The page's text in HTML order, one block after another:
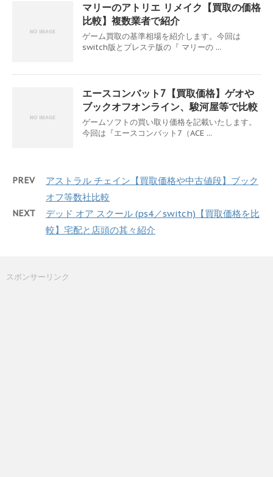
マリーのアトリエ リメイク【買取の価格
比較】複数業者で紹介
ゲーム買取の基準相場を紹介します。今回は
switch版とプレステ版の『 マリーの ...
エースコンバット7【買取価格】ゲオや
ブックオフオンライン、駿河屋等で比較
ゲームソフトの買い取り価格を記載いたします。
今回は『エースコンバット7（ACE ...
PREV
アストラル チェイン【買取価格や中古値段】ブック
オフ等数社比較
NEXT
デッド オア スクール (ps4／switch)【買取価格を比
較】宅配と店頭の其々紹介
スポンサーリンク